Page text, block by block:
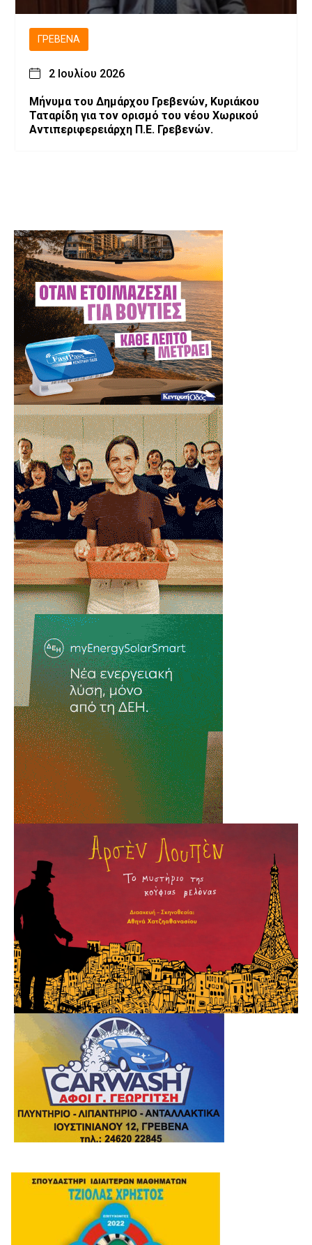
ΓΡΕΒΕΝΆ
2 Ιουλίου 2026
Μήνυμα του Δημάρχου Γρεβενών, Κυριάκου
Ταταρίδη για τον ορισμό του νέου Χωρικού
Αντιπεριφερειάρχη Π.Ε. Γρεβενών.